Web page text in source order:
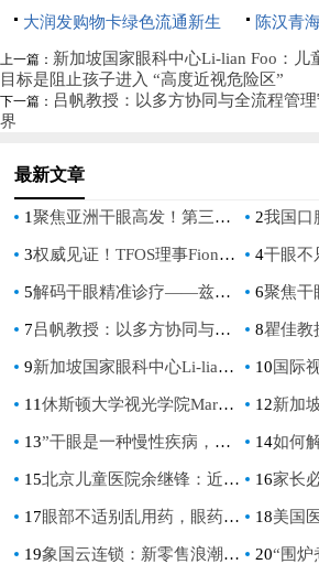
园”垃圾分类宣传活动
深圳璀璨启航
展《花间
大润发购物卡绿色流通新生
态：京卡收以规范化服务破解资
源浪费难题
陈汉青
长》亮相
上一篇： 新加坡国家眼科中心Li-lian Foo：儿
目标是阻止孩子进入 “高度近视危险区”
下一篇： 吕帆教授：以多方协同与全流程管
界
最新文章
1聚焦亚洲干眼高发！第三届TFOS China解锁精准防治新路径 2我国口腔
3权威见证！TFOS理事Fiona：让世界看见中国干眼的崛起力量 4干眼不只是 “眼干
5解码干眼精准诊疗——兹润上市五周年暨眼健康病例分享会在全国眼科年会期间盛大举行 6聚焦干眼“国际
7吕帆教授：以多方协同与全流程管理守护儿童青少年清晰视界 8瞿佳教授谈“五
9新加坡国家眼科中心Li-lian Foo：儿童青少年近视防控得核心目标是阻止孩子进入 “高度近视危险区” 10 国际视野：0.01%
11休斯顿大学视光学院Mark A.Bullimore教授：儿童青少年近视防控，每一个屈光度都重要 12新加坡国家眼科
13”干眼是一种慢性疾病，需要经过系统管理和长期治疗“刘祖国教授谈干眼治疗 14如何解决干眼
15北京儿童医院余继锋：近视防控不是选择题，而是必答题 16家长必知！《
17眼部不适别乱用药，眼药水你真的用对了吗？ 18美国医
19象国云连锁：新零售浪潮的领航者，邀您共创价值新高地 20“围炉煮茶”已